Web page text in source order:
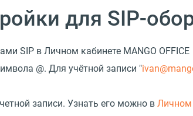
для SIP-
SIP в Личном кабинете MANGO OFFICE
@. Для учётной записи "
записи. Узнать его можно в Личном